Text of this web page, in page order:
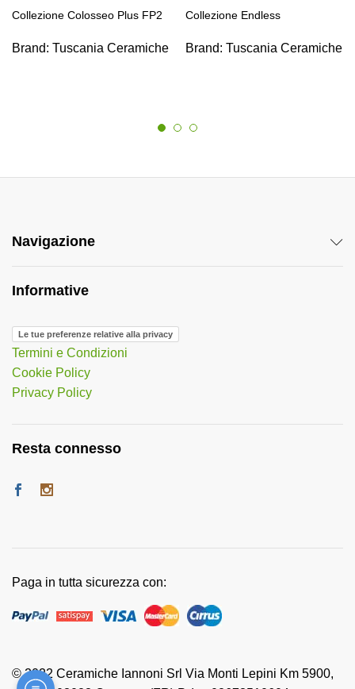
Collezione Colosseo Plus FP2
Brand: Tuscania Ceramiche
Collezione Endless
Brand: Tuscania Ceramiche
Navigazione
Informative
Le tue preferenze relative alla privacy
Termini e Condizioni
Cookie Policy
Privacy Policy
Resta connesso
© 2022 Ceramiche Iannoni Srl Via Monti Lepini Km 5900,
Paga in tutta sicurezza con: